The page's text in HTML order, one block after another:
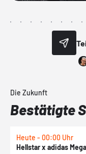
Die Zukunft
Bestätigte
Heute - 00:00 Uhr
Hellstar x adidas